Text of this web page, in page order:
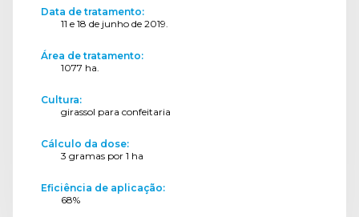
Data de tratamento:
11 e 18 de junho de 2019.
Área de tratamento:
1077 ha.
Cultura:
girassol para confeitaria
Cálculo da dose:
3 gramas por 1 ha
Eficiência de aplicação:
68%